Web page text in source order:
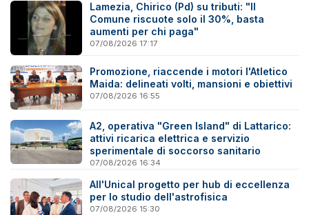
Lamezia, Chirico (Pd) su tributi: "Il
Comune riscuote solo il 30%, basta
aumenti per chi paga"
07/08/2026 17:17
Promozione, riaccende i motori l'Atletico
Maida: delineati volti, mansioni e obiettivi
07/08/2026 16:55
A2, operativa "Green Island" di Lattarico:
attivi ricarica elettrica e servizio
sperimentale di soccorso sanitario
07/08/2026 16:34
All'Unical progetto per hub di eccellenza
per lo studio dell'astrofisica
07/08/2026 15:30